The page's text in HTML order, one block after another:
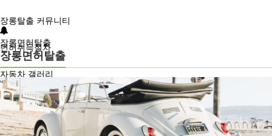
장롱탈출 커뮤니티
면허취득절차
자동차 갤러리
유머게시판
장롱면허탈출
장롱면허탈출